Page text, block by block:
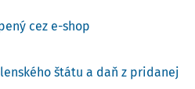
cez e-shop
štátu a daň z pridanej